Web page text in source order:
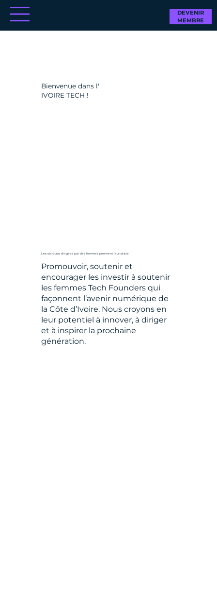
DEVENIR
MEMBRE
Bienvenue dans l'
IVOIRE TECH !
Les start-ups dirigées par des femmes prennent leur place !
Promouvoir, soutenir et
encourager les investir à soutenir
les femmes Tech Founders qui
façonnent l’avenir numérique de
la Côte d’Ivoire. Nous croyons en
leur potentiel à innover, à diriger
et à inspirer la prochaine
génération.